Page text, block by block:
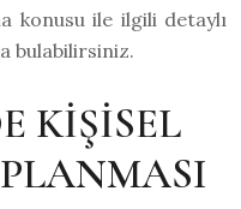
konusu ile ilgili detaylı
bulabilirsiniz.
KİŞİSEL